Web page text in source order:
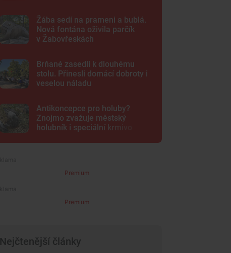
Žába sedí na prameni a bublá.
Nová fontána oživila parčík
v Žabovřeskách
Brňané zasedli k dlouhému
stolu. Přinesli domácí dobroty i
veselou náladu
Antikoncepce pro holuby?
Znojmo zvažuje městský
holubník i speciální krmivo
Premium
Premium
Nejčtenější články